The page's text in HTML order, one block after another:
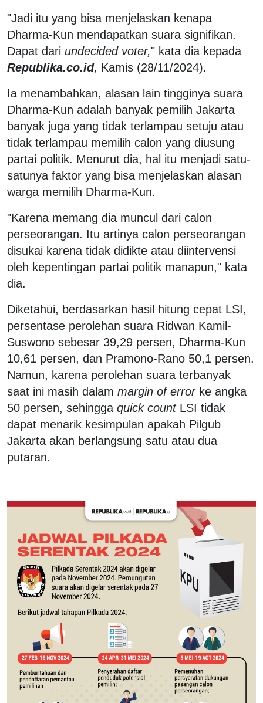
"Jadi itu yang bisa menjelaskan kenapa
Dharma-Kun mendapatkan suara signifikan.
Dapat dari undecided voter," kata dia kepada
Republika.co.id, Kamis (28/11/2024).
Ia menambahkan, alasan lain tingginya suara
Dharma-Kun adalah banyak pemilih Jakarta
banyak juga yang tidak terlampau setuju atau
tidak terlampau memilih calon yang diusung
partai politik. Menurut dia, hal itu menjadi satu-
satunya faktor yang bisa menjelaskan alasan
warga memilih Dharma-Kun.
"Karena memang dia muncul dari calon
perseorangan. Itu artinya calon perseorangan
disukai karena tidak didikte atau diintervensi
oleh kepentingan partai politik manapun," kata
dia.
Diketahui, berdasarkan hasil hitung cepat LSI,
persentase perolehan suara Ridwan Kamil-
Suswono sebesar 39,29 persen, Dharma-Kun
10,61 persen, dan Pramono-Rano 50,1 persen.
Namun, karena perolehan suara terbanyak
saat ini masih dalam margin of errorke angka
50 persen, sehingga quick countLSI tidak
dapat menarik kesimpulan apakah Pilgub
Jakarta akan berlangsung satu atau dua
putaran.